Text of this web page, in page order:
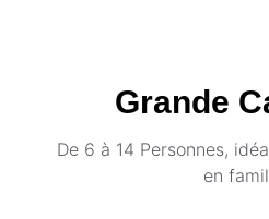
Grande
De 6 à 14 Personnes,
en